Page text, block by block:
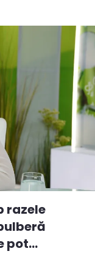
razele
pot